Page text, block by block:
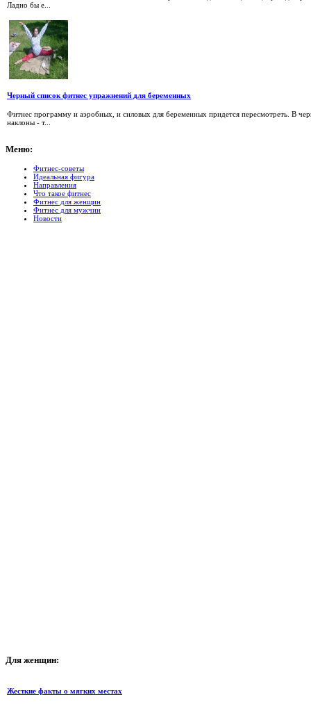
Ладно бы е...
Черный список фитнес упражнений для беременных
Фитнес программу и аэробных, и силовых для беременных придется пересмотреть. В
наклоны - т...
Меню:
Фитнес-советы
Идеальная фигура
Направления
Что такое фитнес
Фитнес для женщин
Фитнес для мужчин
Новости
Для женщин:
Жесткие факты о мягких местах